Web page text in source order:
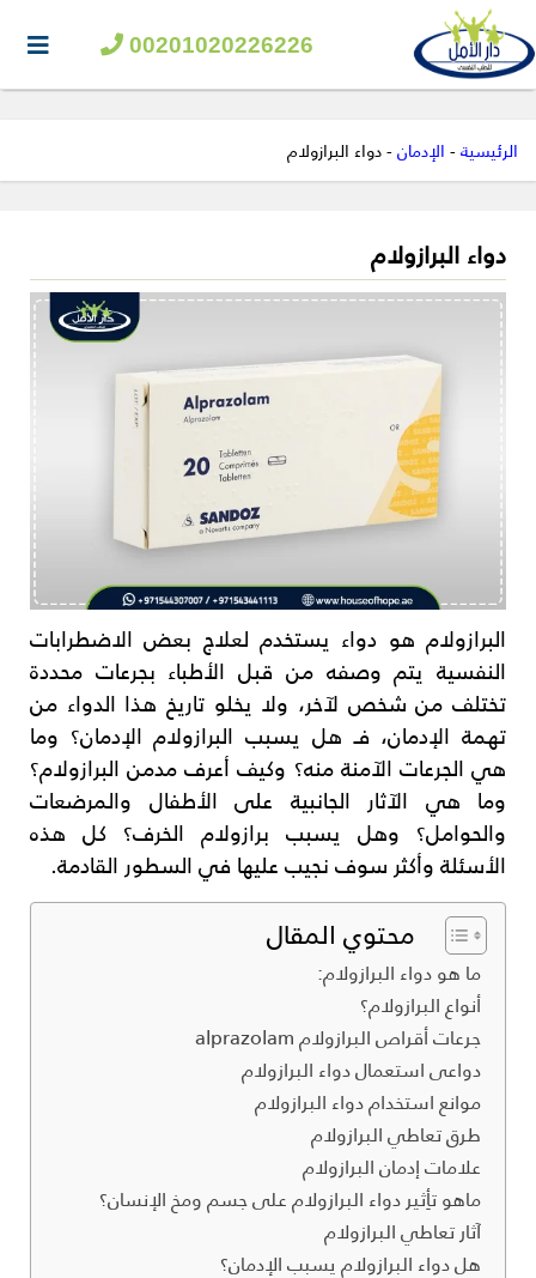
00201020226226
الرئيسية-الإدمان-دواء البرازولام
دواء البرازولام
البرازولام هو دواء يستخدم لعلاج بعض الاضطرابات
النفسية يتم وصفه من قبل الأطباء بجرعات محددة
تختلف من شخص لآخر، ولا يخلو تاريخ هذا الدواء من
تهمة الإدمان، فـ هل يسبب البرازولام الإدمان؟ وما
هي الجرعات الآمنة منه؟ وكيف أعرف مدمن البرازولام؟
وما هي الآثار الجانبية على الأطفال والمرضعات
والحوامل؟ وهل يسبب برازولام الخرف؟ كل هذه
الأسئلة وأكثر سوف نجيب عليها في السطور القادمة.
محتوي المقال
ما هو دواء البرازولام:
أنواع البرازولام؟
جرعات أقراص البرازولام alprazolam
دواعى استعمال دواء البرازولام
موانع استخدام دواء البرازولام
طرق تعاطي البرازولام
علامات إدمان البرازولام
ماهو تأِثير دواء البرازولام على جسم ومخ الإنسان؟
آثار تعاطي البرازولام
هل دواء البرازولام يسبب الإدمان؟